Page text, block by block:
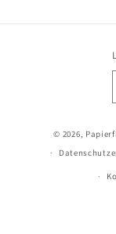
© 2026,